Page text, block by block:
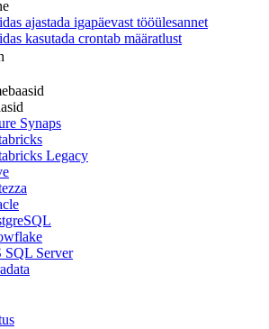
ajastada igapäevast tööülesannet
kasutada crontab määratlust
Synaps
Legacy
SQL Server